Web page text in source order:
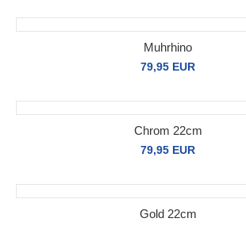
Muhrhino
79,95 EUR
Chrom 22cm
79,95 EUR
Gold 22cm